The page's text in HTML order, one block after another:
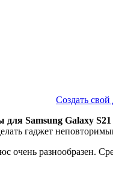
Создать свой
для Samsung Galaxy S21
гаджет
разнообразен.